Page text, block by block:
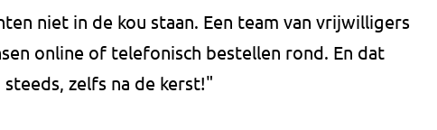
niet in de kou staan. Een team van vrijwilligers
online of telefonisch bestellen rond. En dat
zelfs na de kerst!"